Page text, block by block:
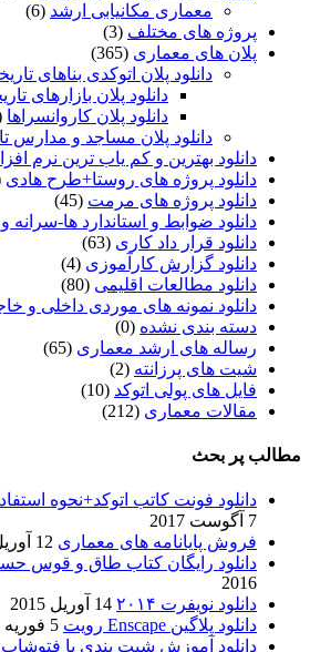
معماری مکانیابی ارشد (6)
پروژه های مختلف (3)
پلان های معماری (365)
دانلود پلان اتوکدی بناهای
دانلود پلان بازارهای
دانلود پلان کاروانسراها
دانلود پلان مساجد و مدارس
دانلود بهترین و کم یاب ترین نرم
دانلود پروژه های روستا+طرح هادی
دانلود پروژه های مرمت (45)
دانلود ضوابط و استاندارد ها-سرانه
دانلود قرار داد کاری (63)
دانلود گزارش کارآموزی (4)
دانلود مطالعات اقلیمی (80)
دانلود نمونه های موردی داخلی و
دسته بندی نشده (0)
رساله های ارشد معماری (65)
شیت های پرزانته (2)
فایل های پولی اتوکد (10)
مقالات معماری (212)
مطالب پر بحث
دانلود فونت کاتب اتوکد+نحوه
7 آگوست 2017
فروش پایانامه های معماری 12 آوریل 2015
دانلود رایگان کتاب طاق و قوس
2016
دانلود نویفرت ۲۰۱۴
14 آوریل 2015
دانلود پلاگین Enscape رویت
5 فوریه 2016
دانلود آموزش شیت بندی با فتوشاپ